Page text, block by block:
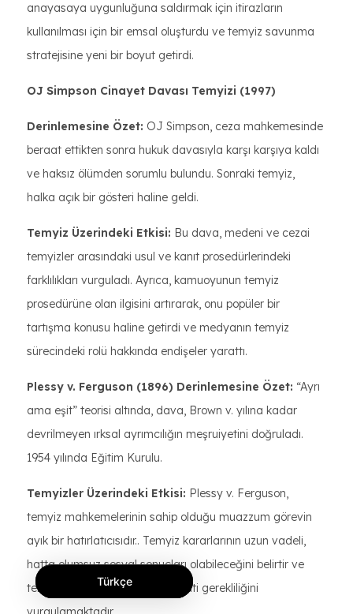
anayasaya uygunluğuna saldırmak için itirazların
kullanılması için bir emsal oluşturdu ve temyiz savunma
stratejisine yeni bir boyut getirdi.
OJ Simpson Cinayet Davası Temyizi (1997)
Derinlemesine Özet: OJ Simpson, ceza mahkemesinde
beraat ettikten sonra hukuk davasıyla karşı karşıya kaldı
ve haksız ölümden sorumlu bulundu. Sonraki temyiz,
halka açık bir gösteri haline geldi.
Temyiz Üzerindeki Etkisi: Bu dava, medeni ve cezai
temyizler arasındaki usul ve kanıt prosedürlerindeki
farklılıkları vurguladı. Ayrıca, kamuoyunun temyiz
prosedürüne olan ilgisini artırarak, onu popüler bir
tartışma konusu haline getirdi ve medyanın temyiz
sürecindeki rolü hakkında endişeler yarattı.
Plessy v. Ferguson (1896) Derinlemesine Özet: “Ayrı
ama eşit” teorisi altında, dava, Brown v. yılına kadar
devrilmeyen ırksal ayrımcılığın meşruiyetini doğruladı.
1954 yılında Eğitim Kurulu.
Temyizler Üzerindeki Etkisi: Plessy v. Ferguson,
temyiz mahkemelerinin sahip olduğu muazzum görevin
ayık bir hatırlatıcısıdır.. Temyiz kararlarının uzun vadeli,
hatta olumsuz sosyal sonuçları olabileceğini belirtir ve
temyizlerde etik kaygıların hayati gerekliliğini
Türkçe